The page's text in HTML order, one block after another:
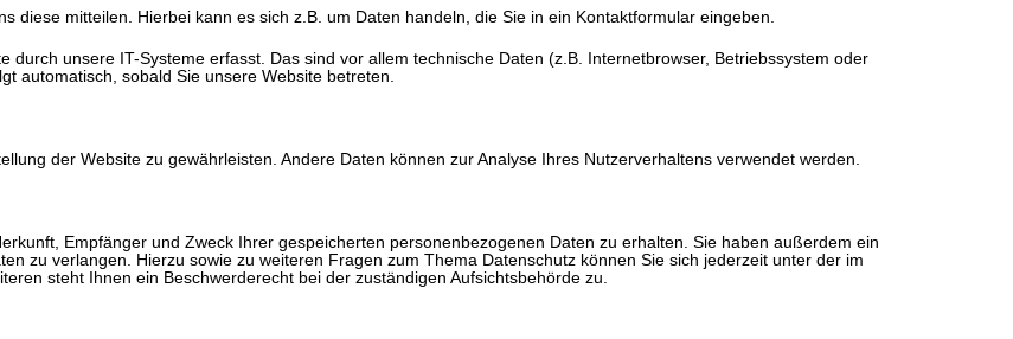
diese mitteilen. Hierbei kann es sich z.B. um Daten handeln, die Sie in ein Kontaktformular eingeben.
durch unsere IT-Systeme erfasst. Das sind vor allem technische Daten (z.B. Internetbrowser, Betriebssystem oder
automatisch, sobald Sie unsere Website betreten.
der Website zu gewährleisten. Andere Daten können zur Analyse Ihres Nutzerverhaltens verwendet werden.
Empfänger und Zweck Ihrer gespeicherten personenbezogenen Daten zu erhalten. Sie haben außerdem ein
zu verlangen. Hierzu sowie zu weiteren Fragen zum Thema Datenschutz können Sie sich jederzeit unter der im
steht Ihnen ein Beschwerderecht bei der zuständigen Aufsichtsbehörde zu.